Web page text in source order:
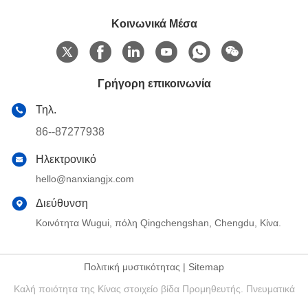
Κοινωνικά Μέσα
Γρήγορη επικοινωνία
Τηλ.
86--87277938
Ηλεκτρονικό
hello@nanxiangjx.com
Διεύθυνση
Κοινότητα Wugui, πόλη Qingchengshan, Chengdu, Κίνα.
Πολιτική μυστικότητας | Sitemap
Καλή ποιότητα της Κίνας στοιχείο βίδα Προμηθευτής. Πνευματικά